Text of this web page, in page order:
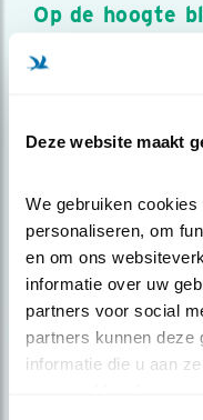
Deze website maakt
We gebruiken
personaliseren, om
en om ons
informatie over uw
partners voor social
partners kunnen deze
informatie die u aan
Op de hoogte
Meld je aan en
over vogels en